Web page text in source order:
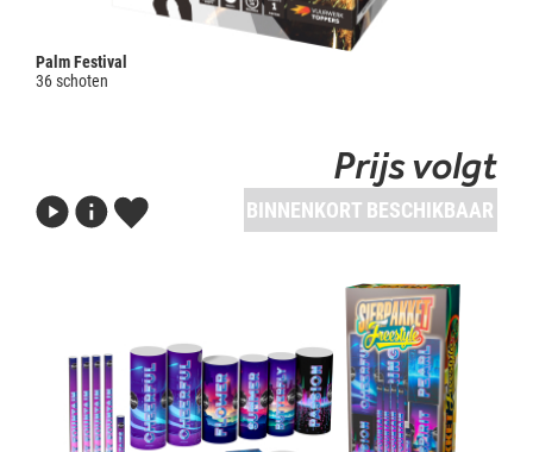
Palm Festival
36 schoten
Prijs volgt
BINNENKORT BESCHIKBAAR